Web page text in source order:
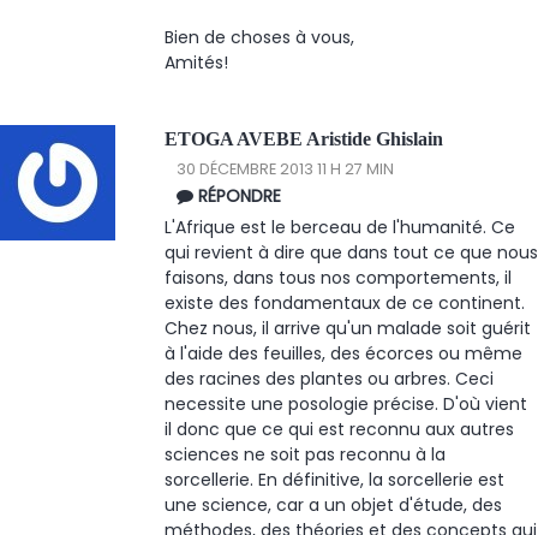
Bien de choses à vous,
Amités!
ETOGA AVEBE Aristide Ghislain
30 DÉCEMBRE 2013 11 H 27 MIN
RÉPONDRE
L'Afrique est le berceau de l'humanité. Ce
qui revient à dire que dans tout ce que nous
faisons, dans tous nos comportements, il
existe des fondamentaux de ce continent.
Chez nous, il arrive qu'un malade soit guérit
à l'aide des feuilles, des écorces ou même
des racines des plantes ou arbres. Ceci
necessite une posologie précise. D'où vient
il donc que ce qui est reconnu aux autres
sciences ne soit pas reconnu à la
sorcellerie. En définitive, la sorcellerie est
une science, car a un objet d'étude, des
méthodes, des théories et des concepts qui